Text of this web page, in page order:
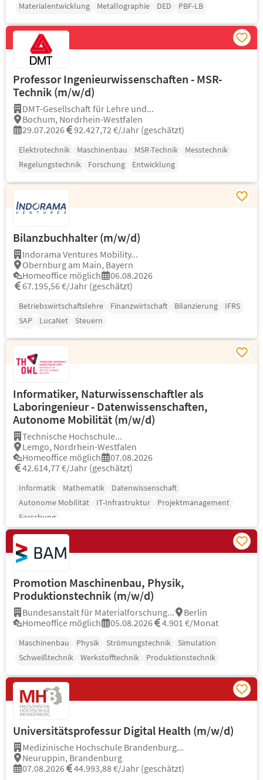
Materialentwicklung
Metallographie DED PBF-LB
Professor Ingenieurwissenschaften - MSR-
Technik (m/w/d)
DMT-Gesellschaft für Lehre und...
Bochum, Nordrhein-Westfalen
29.07.2026
92.427,72 €/Jahr (geschätzt)
Elektrotechnik Maschinenbau MSR-Technik
Messtechnik
Regelungstechnik
Forschung Entwicklung
Bilanzbuchhalter (m/w/d)
Indorama Ventures Mobility...
Obernburg am Main, Bayern
Homeoffice möglich
06.08.2026
67.195,56 €/Jahr (geschätzt)
Betriebswirtschaftslehre Finanzwirtschaft Bilanzierung
IFRS
SAP
LucaNet Steuern
Informatiker, Naturwissenschaftler als
Laboringenieur - Datenwissenschaften,
Autonome Mobilität (m/w/d)
Technische Hochschule...
Lemgo, Nordrhein-Westfalen
Homeoffice möglich
07.08.2026
42.614,77 €/Jahr (geschätzt)
Informatik Mathematik
Datenwissenschaft
Autonome Mobilität
IT-Infrastruktur
Projektmanagement
Forschung
Promotion Maschinenbau, Physik,
Produktionstechnik (m/w/d)
Bundesanstalt für Materialforschung...
Berlin
Homeoffice möglich
05.08.2026 4.901 €/Monat
Maschinenbau Physik Strömungstechnik
Simulation
Schweißtechnik
Werkstofftechnik Produktionstechnik
Universitätsprofessur Digital Health (m/w/d)
Medizinische Hochschule Brandenburg...
Neuruppin, Brandenburg
07.08.2026
44.993,88 €/Jahr (geschätzt)